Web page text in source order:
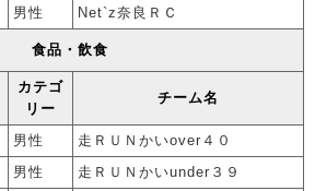
男性 Net`z奈良ＲＣ
食品・飲食
カテゴ
リー
チーム名
男性
走ＲＵＮかいover４０
男性 走ＲＵＮかいunder３９